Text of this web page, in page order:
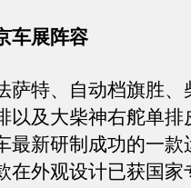
车展阵容
特、自动档旗胜、
以及大柴神右舵单排
最新研制成功的一款
在外观设计已获国家